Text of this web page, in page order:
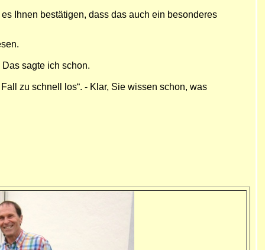
Ihnen bestätigen, dass das auch ein besonderes
sagte ich schon.
zu schnell los“. - Klar, Sie wissen schon, was